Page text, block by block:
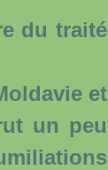
du traité
et
un peu